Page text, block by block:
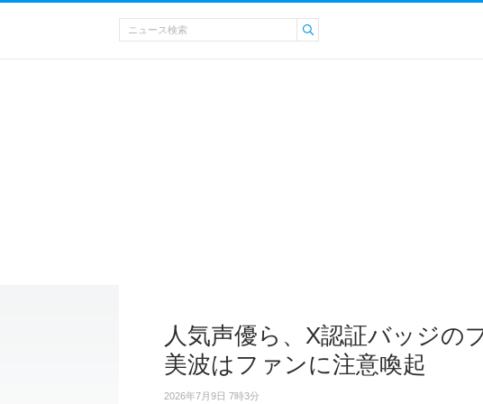
人気声優ら、X認証バッジの
美波はファンに注意喚起
2026年7月9日 7時3分